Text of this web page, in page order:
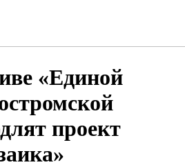
«Единой
проект